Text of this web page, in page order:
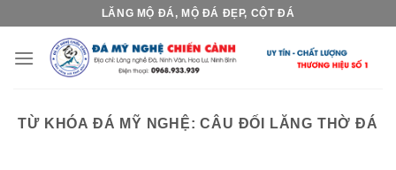
content
LĂNG MỘ ĐÁ, MỘ ĐÁ ĐẸP, CỘT ĐÁ
TỪ KHÓA ĐÁ MỸ NGHỆ:CÂU ĐỐI LĂNG THỜ ĐÁ